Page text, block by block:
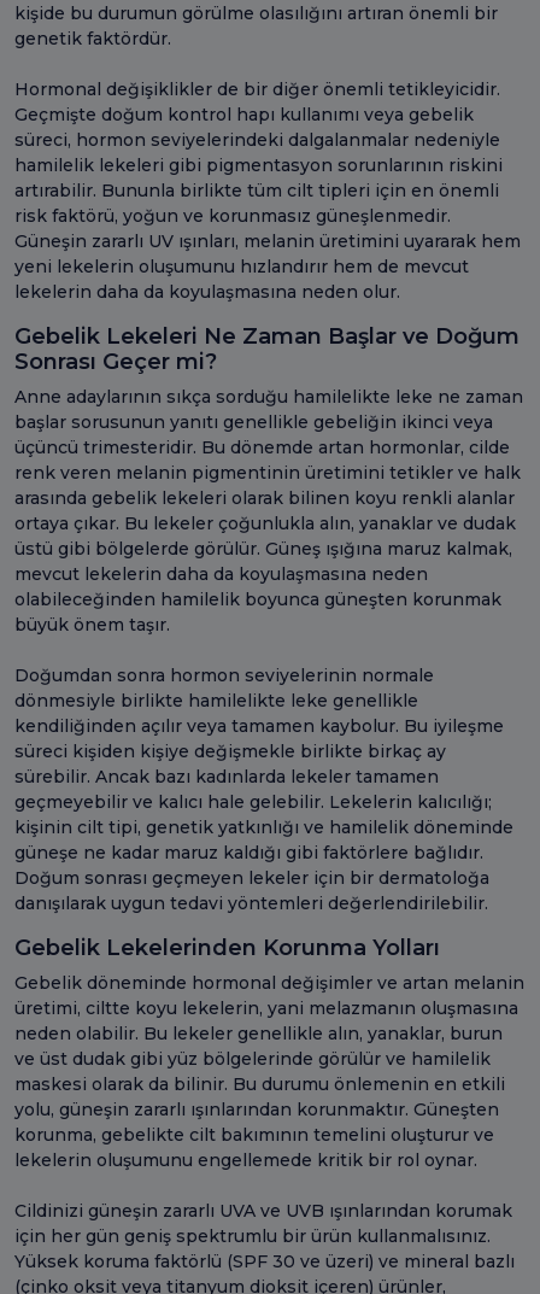
kişide bu durumun görülme olasılığını artıran önemli bir
genetik faktördür.
Hormonal değişiklikler de bir diğer önemli tetikleyicidir.
Geçmişte doğum kontrol hapı kullanımı veya gebelik
süreci, hormon seviyelerindeki dalgalanmalar nedeniyle
hamilelik lekeleri gibi pigmentasyon sorunlarının riskini
artırabilir. Bununla birlikte tüm cilt tipleri için en önemli
risk faktörü, yoğun ve korunmasız güneşlenmedir.
Güneşin zararlı UV ışınları, melanin üretimini uyararak hem
yeni lekelerin oluşumunu hızlandırır hem de mevcut
lekelerin daha da koyulaşmasına neden olur.
Gebelik Lekeleri Ne Zaman Başlar ve Doğum
Sonrası Geçer mi?
Anne adaylarının sıkça sorduğu hamilelikte leke ne zaman
başlar sorusunun yanıtı genellikle gebeliğin ikinci veya
üçüncü trimesteridir. Bu dönemde artan hormonlar, cilde
renk veren melanin pigmentinin üretimini tetikler ve halk
arasında gebelik lekeleri olarak bilinen koyu renkli alanlar
ortaya çıkar. Bu lekeler çoğunlukla alın, yanaklar ve dudak
üstü gibi bölgelerde görülür. Güneş ışığına maruz kalmak,
mevcut lekelerin daha da koyulaşmasına neden
olabileceğinden hamilelik boyunca güneşten korunmak
büyük önem taşır.
Doğumdan sonra hormon seviyelerinin normale
dönmesiyle birlikte hamilelikte leke genellikle
kendiliğinden açılır veya tamamen kaybolur. Bu iyileşme
süreci kişiden kişiye değişmekle birlikte birkaç ay
sürebilir. Ancak bazı kadınlarda lekeler tamamen
geçmeyebilir ve kalıcı hale gelebilir. Lekelerin kalıcılığı;
kişinin cilt tipi, genetik yatkınlığı ve hamilelik döneminde
güneşe ne kadar maruz kaldığı gibi faktörlere bağlıdır.
Doğum sonrası geçmeyen lekeler için bir dermatoloğa
danışılarak uygun tedavi yöntemleri değerlendirilebilir.
Gebelik Lekelerinden Korunma Yolları
Gebelik döneminde hormonal değişimler ve artan melanin
üretimi, ciltte koyu lekelerin, yani melazmanın oluşmasına
neden olabilir. Bu lekeler genellikle alın, yanaklar, burun
ve üst dudak gibi yüz bölgelerinde görülür ve hamilelik
maskesi olarak da bilinir. Bu durumu önlemenin en etkili
yolu, güneşin zararlı ışınlarından korunmaktır. Güneşten
korunma, gebelikte cilt bakımının temelini oluşturur ve
lekelerin oluşumunu engellemede kritik bir rol oynar.
Cildinizi güneşin zararlı UVA ve UVB ışınlarından korumak
için her gün geniş spektrumlu bir ürün kullanmalısınız.
Yüksek koruma faktörlü (SPF 30 ve üzeri) ve mineral bazlı
(çinko oksit veya titanyum dioksit içeren) ürünler,